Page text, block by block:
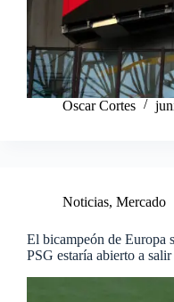
Oscar Cortes
Noticias, Mercado
El bicampeón de Europa
PSG estaría abierto a salir